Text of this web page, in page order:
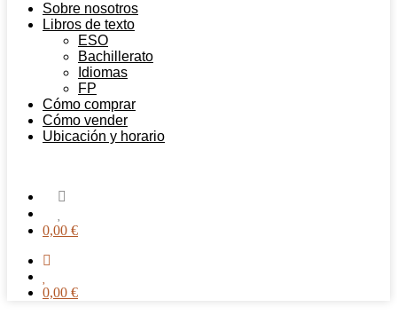
Sobre nosotros
Libros de texto
ESO
Bachillerato
Idiomas
FP
Cómo comprar
Cómo vender
Ubicación y horario
0,00 €
0,00 €